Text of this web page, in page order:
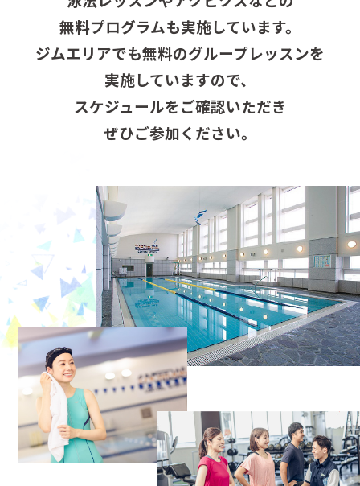
無料プログラムも実施しています。
ジムエリアでも無料のグループレッスンを
実施していますので、
スケジュールをご確認いただき
ぜひご参加ください。